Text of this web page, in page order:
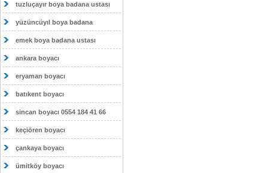
tuzluçayır boya badana ustası
yüzüncüyıl boya badana
emek boya badana ustası
ankara boyacı
eryaman boyacı
batıkent boyacı
sincan boyacı 0554 184 41 66
keçiören boyacı
çankaya boyacı
ümitköy boyacı